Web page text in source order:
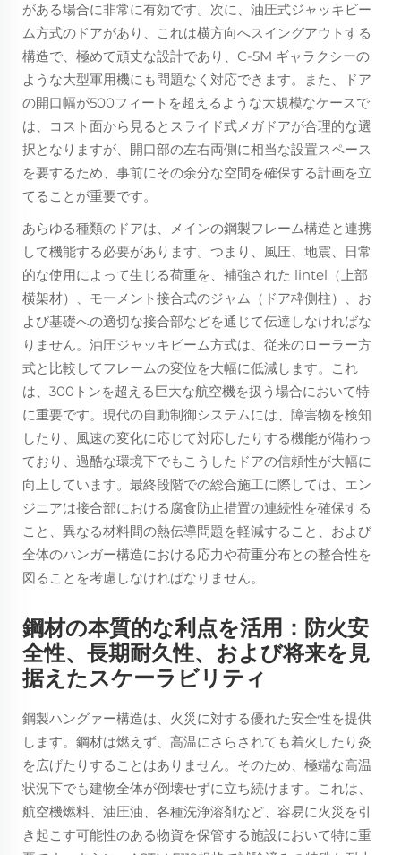
がある場合に非常に有効です。次に、油圧式ジャッキビー
ム方式のドアがあり、これは横方向へスイングアウトする
構造で、極めて頑丈な設計であり、C-5M ギャラクシーの
ような大型軍用機にも問題なく対応できます。また、ドア
の開口幅が500フィートを超えるような大規模なケースで
は、コスト面から見るとスライド式メガドアが合理的な選
択となりますが、開口部の左右両側に相当な設置スペース
を要するため、事前にその余分な空間を確保する計画を立
てることが重要です。
あらゆる種類のドアは、メインの鋼製フレーム構造と連携
して機能する必要があります。つまり、風圧、地震、日常
的な使用によって生じる荷重を、補強された lintel（上部
横架材）、モーメント接合式のジャム（ドア枠側柱）、お
よび基礎への適切な接合部などを通じて伝達しなければな
りません。油圧ジャッキビーム方式は、従来のローラー方
式と比較してフレームの変位を大幅に低減します。これ
は、300トンを超える巨大な航空機を扱う場合において特
に重要です。現代の自動制御システムには、障害物を検知
したり、風速の変化に応じて対応したりする機能が備わっ
ており、過酷な環境下でもこうしたドアの信頼性が大幅に
向上しています。最終段階での総合施工に際しては、エン
ジニアは接合部における腐食防止措置の連続性を確保する
こと、異なる材料間の熱伝導問題を軽減すること、および
全体のハンガー構造における応力や荷重分布との整合性を
図ることを考慮しなければなりません。
鋼材の本質的な利点を活用：防火安
全性、長期耐久性、および将来を見
据えたスケーラビリティ
鋼製ハングァー構造は、火災に対する優れた安全性を提供
します。鋼材は燃えず、高温にさらされても着火したり炎
を広げたりすることはありません。そのため、極端な高温
状況下でも建物全体が倒壊せずに立ち続けます。これは、
航空機燃料、油圧油、各種洗浄溶剤など、容易に火災を引
き起こす可能性のある物資を保管する施設において特に重